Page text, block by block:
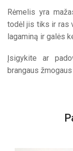
Rėmelis yra
todėl jis tiks ir ras
lagaminą ir galės
Įsigykite ar
brangaus žmogaus